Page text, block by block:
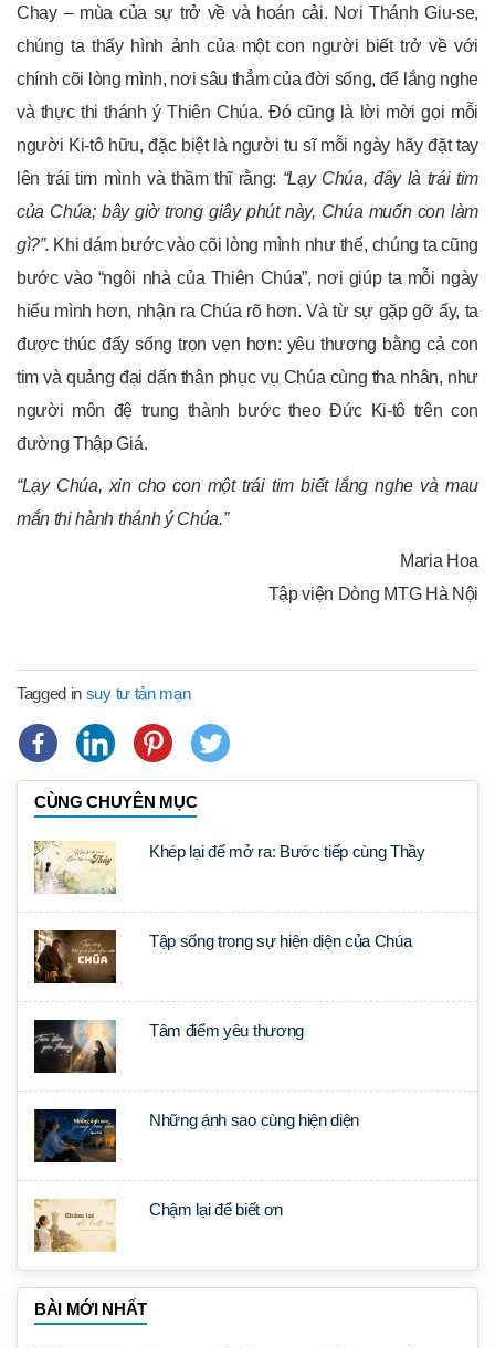
Chay – mùa của sự trở về và hoán cải. Nơi Thánh Giu-se,
chúng ta thấy hình ảnh của một con người biết trở về với
chính cõi lòng mình, nơi sâu thẳm của đời sống, để lắng nghe
và thực thi thánh ý Thiên Chúa. Đó cũng là lời mời gọi mỗi
người Ki-tô hữu, đặc biệt là người tu sĩ mỗi ngày hãy đặt tay
lên trái tim mình và thầm thĩ rằng: “Lạy Chúa, đây là trái tim
của Chúa; bây giờ trong giây phút này, Chúa muốn con làm
gì?”. Khi dám bước vào cõi lòng mình như thế, chúng ta cũng
bước vào “ngôi nhà của Thiên Chúa”, nơi giúp ta mỗi ngày
hiểu mình hơn, nhận ra Chúa rõ hơn. Và từ sự gặp gỡ ấy, ta
được thúc đẩy sống trọn vẹn hơn: yêu thương bằng cả con
tim và quảng đại dấn thân phục vụ Chúa cùng tha nhân, như
người môn đệ trung thành bước theo Đức Ki-tô trên con
đường Thập Giá.
“Lạy Chúa, xin cho con một trái tim biết lắng nghe và mau
mắn thi hành thánh ý Chúa.”
Maria Hoa
Tập viện Dòng MTG Hà Nội
Tagged in suy tư tản mạn
CÙNG CHUYÊN MỤC
Khép lại để mở ra: Bước tiếp cùng Thầy
Tập sống trong sự hiện diện của Chúa
Tâm điểm yêu thương
Những ánh sao cùng hiện diện
Chậm lại để biết ơn
BÀI MỚI NHẤT